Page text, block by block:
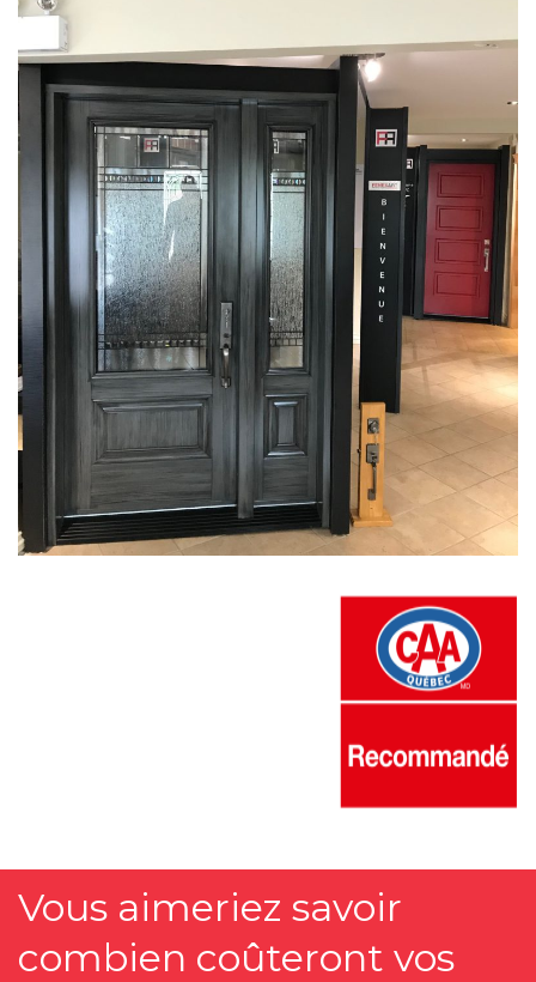
Vous aimeriez savoir
combien coûteront vos